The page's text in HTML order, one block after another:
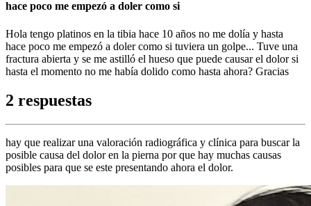
hace poco me empezó a doler como si
Hola tengo platinos en la tibia hace 10 años no me dolía y hasta
hace poco me empezó a doler como si tuviera un golpe... Tuve una
fractura abierta y se me astilló el hueso que puede causar el dolor si
hasta el momento no me había dolido como hasta ahora? Gracias
2 respuestas
hay que realizar una valoración radiográfica y clínica para buscar la
posible causa del dolor en la pierna por que hay muchas causas
posibles para que se este presentando ahora el dolor.